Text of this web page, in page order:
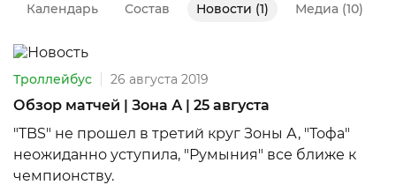
Календарь Состав Новости (1) Медиа (10)
Троллейбус 26 августа 2019
Обзор матчей | Зона А | 25 августа
"TBS" не прошел в третий круг Зоны А, "Тофа"
неожиданно уступила, "Румыния" все ближе к
чемпионству.